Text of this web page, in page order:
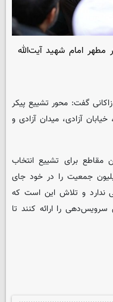
امام شهید آیت‌الله
گفت: محور تشییع پیکر
خیابان آزادی، میدان آزادی و
مقاطع برای تشییع انتخاب
هنوز قطعی نیست زیرا باید ۲۰میلیون جمعیت را در خود جای
ندارد و تلاش این است که
را ارائه کنند تا